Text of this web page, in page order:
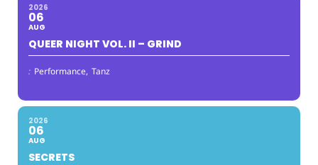
2026
06
AUG
QUEER NIGHT VOL. II – GRIND
: Performance, Tanz
2026
06
AUG
SECRETS